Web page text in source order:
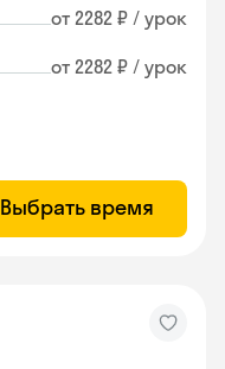
от 2282 ₽ / урок
от 2282 ₽ / урок
Выбрать время